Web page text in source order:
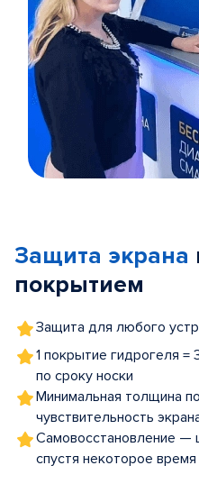
5
Защита экрана
покрытием
Защита для любого
1 покрытие гидрогеля
по сроку носки
Минимальная толщина
чувствительность
Самовосстановление —
спустя некоторое время